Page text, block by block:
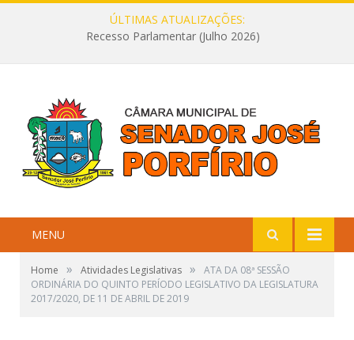
ÚLTIMAS ATUALIZAÇÕES:
Recesso Parlamentar (Julho 2026)
MENU
Home » Atividades Legislativas »
ATA DA 08ª SESSÃO
ORDINÁRIA DO QUINTO PERÍODO LEGISLATIVO DA LEGISLATURA
2017/2020, DE 11 DE ABRIL DE 2019